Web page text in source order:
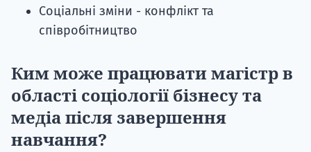
Соціальні зміни - конфлікт та
співробітництво
Ким може працювати магістр в
області соціології бізнесу та
медіа після завершення
навчання?